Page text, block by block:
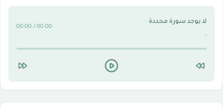
لا يوجد سورة محددة
00:00 / 00:00